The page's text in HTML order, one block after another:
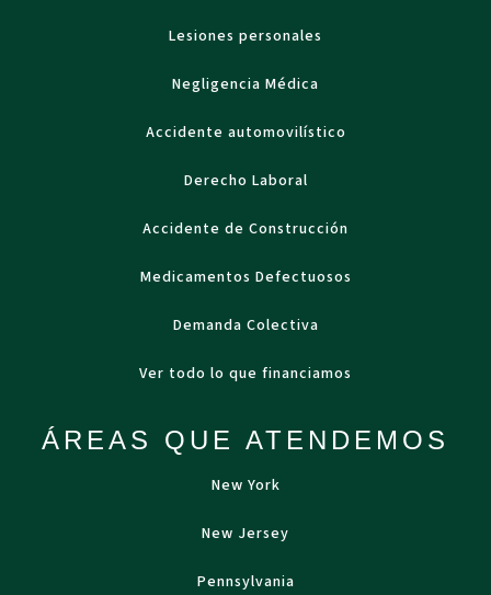
Lesiones personales
Negligencia Médica
Accidente automovilístico
Derecho Laboral
Accidente de Construcción
Medicamentos Defectuosos
Demanda Colectiva
Ver todo lo que financiamos
ÁREAS QUE ATENDEMOS
New York
New Jersey
Pennsylvania